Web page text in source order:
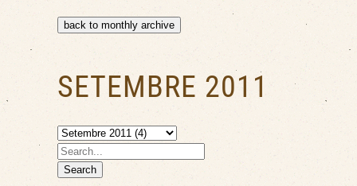
back to monthly archive
SETEMBRE 2011
Search